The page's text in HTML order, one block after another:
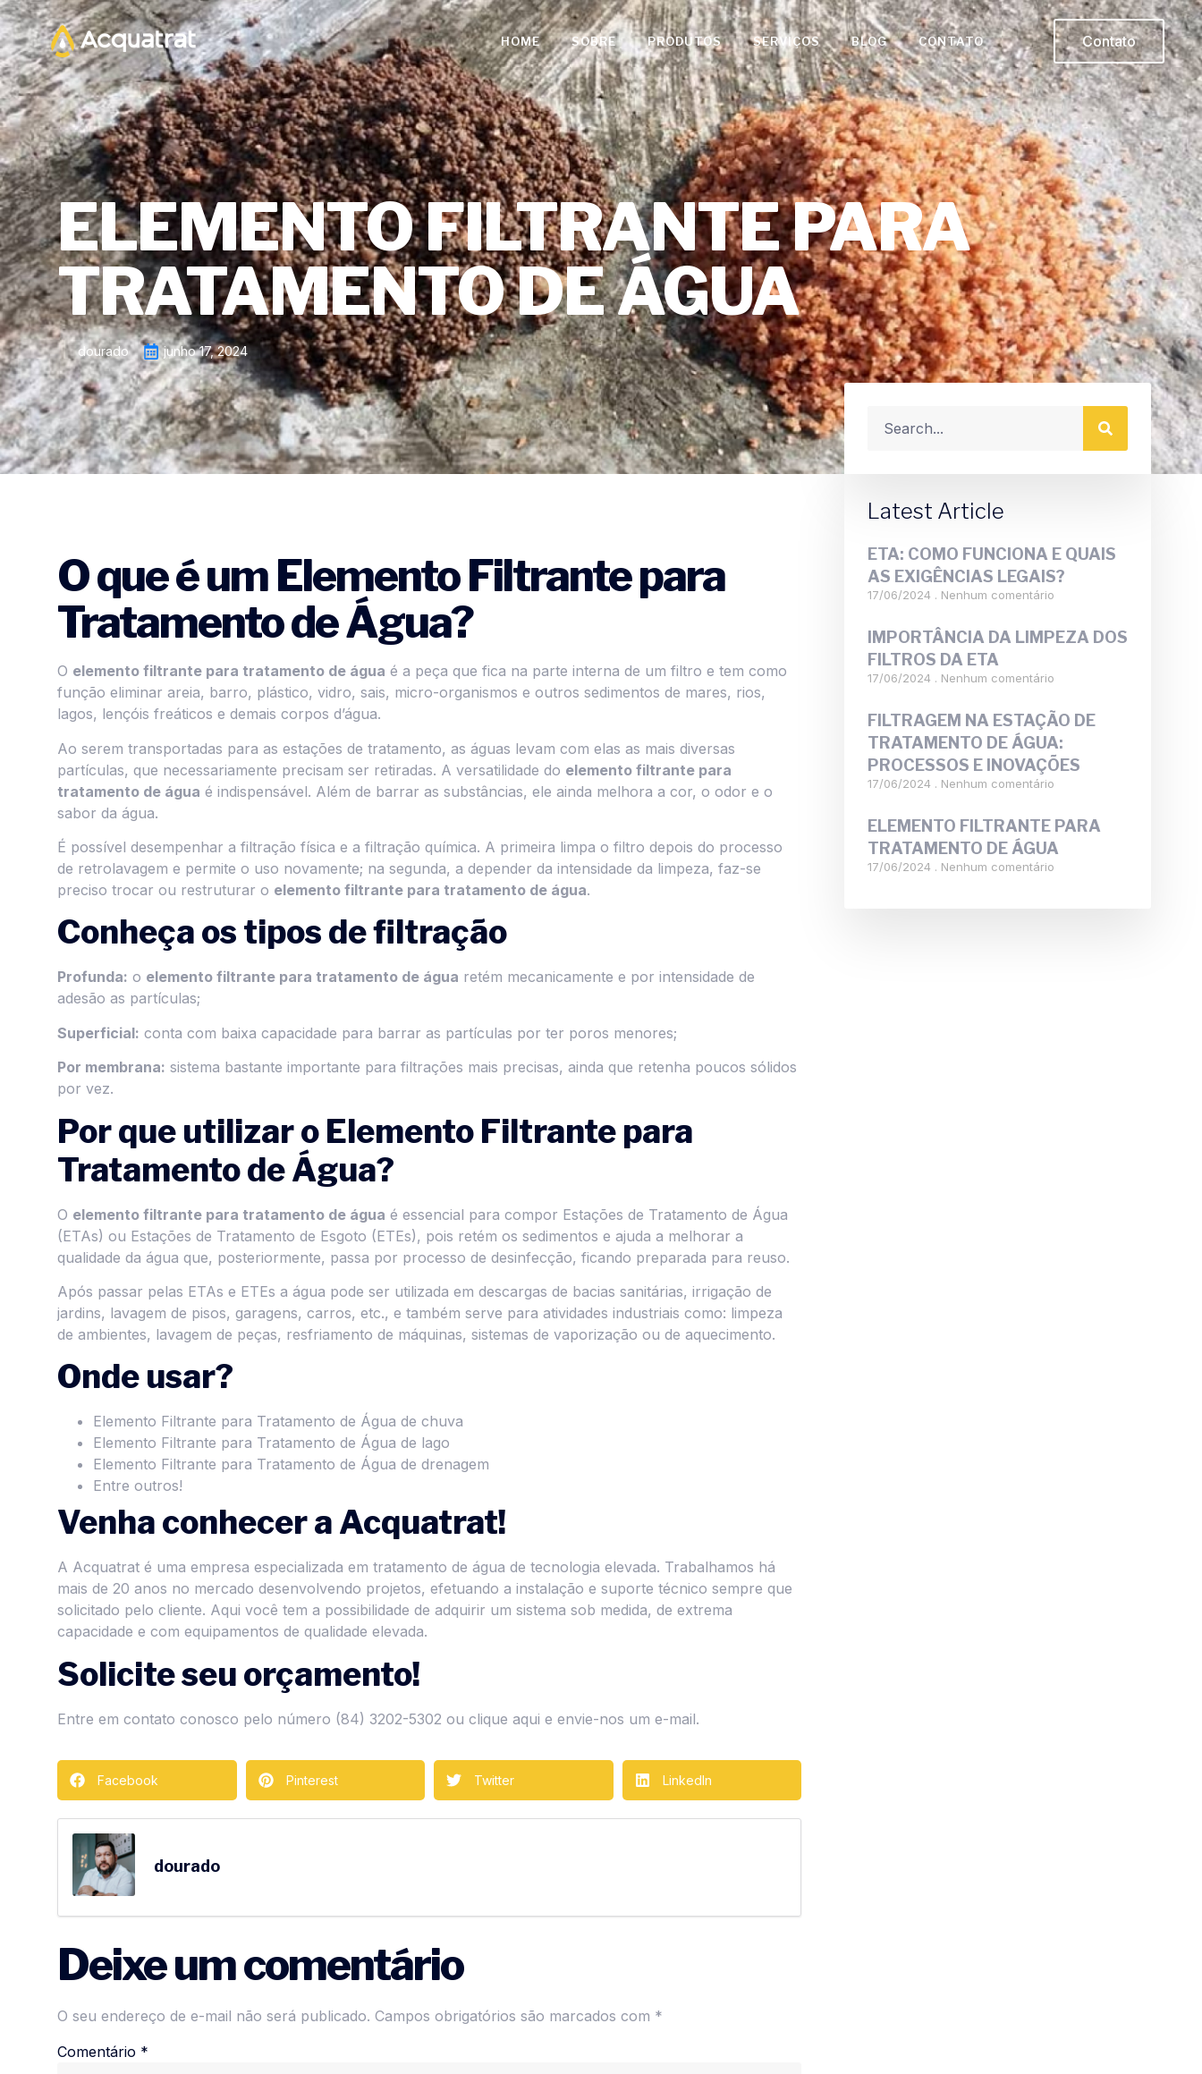
HOME SOBRE PRODUTOS SERVIÇOS BLOG CONTATO Contato
ELEMENTO FILTRANTE PARA
TRATAMENTO DE ÁGUA
dourado junho 17, 2024
O que é um Elemento Filtrante para
Tratamento de Água?
O elemento filtrante para tratamento de água é a peça que fica na parte interna de um filtro e tem como
função eliminar areia, barro, plástico, vidro, sais, micro-organismos e outros sedimentos de mares, rios,
lagos, lençóis freáticos e demais corpos d’água.
Ao serem transportadas para as estações de tratamento, as águas levam com elas as mais diversas
partículas, que necessariamente precisam ser retiradas. A versatilidade do elemento filtrante para
tratamento de água é indispensável. Além de barrar as substâncias, ele ainda melhora a cor, o odor e o
sabor da água.
É possível desempenhar a filtração física e a filtração química. A primeira limpa o filtro depois do processo
de retrolavagem e permite o uso novamente; na segunda, a depender da intensidade da limpeza, faz-se
preciso trocar ou restruturar o elemento filtrante para tratamento de água.
Conheça os tipos de filtração
Profunda: o elemento filtrante para tratamento de água retém mecanicamente e por intensidade de
adesão as partículas;
Superficial: conta com baixa capacidade para barrar as partículas por ter poros menores;
Por membrana: sistema bastante importante para filtrações mais precisas, ainda que retenha poucos sólidos
por vez.
Por que utilizar o Elemento Filtrante para
Tratamento de Água?
O elemento filtrante para tratamento de água é essencial para compor Estações de Tratamento de Água
(ETAs) ou Estações de Tratamento de Esgoto (ETEs), pois retém os sedimentos e ajuda a melhorar a
qualidade da água que, posteriormente, passa por processo de desinfecção, ficando preparada para reuso.
Após passar pelas ETAs e ETEs a água pode ser utilizada em descargas de bacias sanitárias, irrigação de
jardins, lavagem de pisos, garagens, carros, etc., e também serve para atividades industriais como: limpeza
de ambientes, lavagem de peças, resfriamento de máquinas, sistemas de vaporização ou de aquecimento.
Onde usar?
Elemento Filtrante para Tratamento de Água de chuva
Elemento Filtrante para Tratamento de Água de lago
Elemento Filtrante para Tratamento de Água de drenagem
Entre outros!
Venha conhecer a Acquatrat!
A Acquatrat é uma empresa especializada em tratamento de água de tecnologia elevada. Trabalhamos há
mais de 20 anos no mercado desenvolvendo projetos, efetuando a instalação e suporte técnico sempre que
solicitado pelo cliente. Aqui você tem a possibilidade de adquirir um sistema sob medida, de extrema
capacidade e com equipamentos de qualidade elevada.
Solicite seu orçamento!
Entre em contato conosco pelo número (84) 3202-5302 ou clique aqui e envie-nos um e-mail.
Facebook Pinterest Twitter LinkedIn
dourado
Deixe um comentário
O seu endereço de e-mail não será publicado. Campos obrigatórios são marcados com *
Comentário *
Latest Article
ETA: COMO FUNCIONA E QUAIS
AS EXIGÊNCIAS LEGAIS?
17/06/2024 Nenhum comentário
IMPORTÂNCIA DA LIMPEZA DOS
FILTROS DA ETA
17/06/2024 Nenhum comentário
FILTRAGEM NA ESTAÇÃO DE
TRATAMENTO DE ÁGUA:
PROCESSOS E INOVAÇÕES
17/06/2024 Nenhum comentário
ELEMENTO FILTRANTE PARA
TRATAMENTO DE ÁGUA
17/06/2024 Nenhum comentário